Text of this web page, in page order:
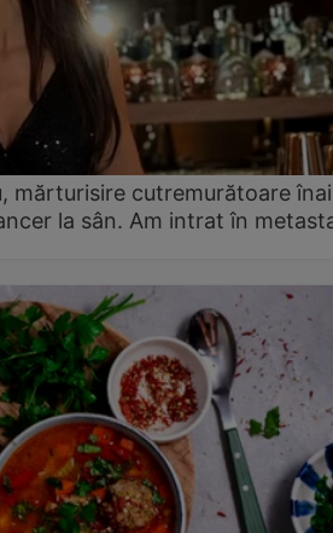
mărturisire cutremurătoare
la sân. Am intrat în